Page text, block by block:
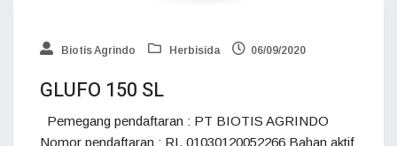
Biotis Agrindo Herbisida 06/09/2020
GLUFO 150 SL
Pemegang pendaftaran : PT BIOTIS AGRINDO
Nomor pendaftaran : RI. 01030120052266 Bahan aktif